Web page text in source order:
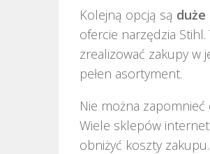
Kolejną opcją są
ofercie narzędzia
zrealizować zakupy w
pełen asortyment.
Nie można zapomnieć
Wiele sklepów
obniżyć koszty